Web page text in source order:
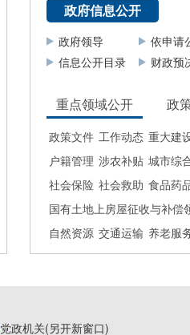
政府信息公开
政府领导
依申请
信息公开目录
财政预
重点领域公开 政
政策文件 工作动态 重大建
户籍管理 涉农补贴 城市综
社会保险 社会救助 食品药
国有土地上房屋征收与补偿
自然资源 交通运输 养老服